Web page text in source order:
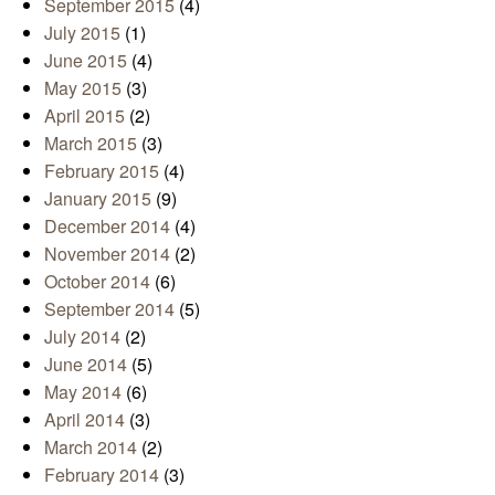
September 2015 (4)
July 2015 (1)
June 2015 (4)
May 2015 (3)
April 2015 (2)
March 2015 (3)
February 2015 (4)
January 2015 (9)
December 2014 (4)
November 2014 (2)
October 2014 (6)
September 2014 (5)
July 2014 (2)
June 2014 (5)
May 2014 (6)
April 2014 (3)
March 2014 (2)
February 2014 (3)